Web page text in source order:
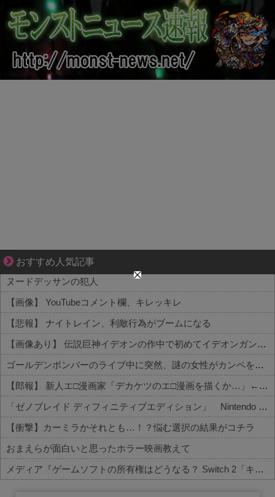
おすすめ人気記事
身近すぎる“厄介な人たち”が大集合！
ヌードデッサンの犯人
【画像】 YouTubeコメント欄、キレッキレ
【悲報】 ナイトレイン、利敵行為がブームになる
【画像あり】 伝説巨神イデオンの作中で初めてイデオンガンを使用しその威力を目にした主人公達の反応がこちら…
ゴールデンボンバーのライブ中に突然、謎の女性がカンペを持って、ステージ上に乱入！→演出かと思いきや、とんでもなくガチでやばすぎる大事故に・...
【郎報】 新人エ□漫画家「デカケツのエ□漫画を描くか…」←1000万円稼いでしまう
「ゼノブレイド ディフィニティブエディション」 Nintendo Switch 2 Edition 3,713 本
【衝撃】カーミラかそれとも…！？悩む選択の結果がコチラ
おまえらが面白いと思ったホラー映画教えて
メディア『ゲームソフトの所有権はどうなる？ Switch 2「キーカード」がはらむ問題点』